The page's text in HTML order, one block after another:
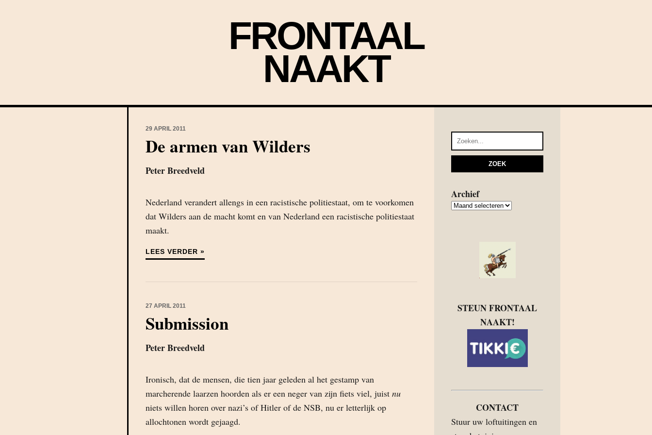
FRONTAAL
NAAKT
29 APRIL 2011
De armen van Wilders
Peter Breedveld
Nederland verandert allengs in een racistische politiestaat, om te voorkomen
dat Wilders aan de macht komt en van Nederland een racistische politiestaat
maakt.
LEES VERDER »
27 APRIL 2011
Submission
Peter Breedveld
Ironisch, dat de mensen, die tien jaar geleden al het gestamp van
marcherende laarzen hoorden als er een neger van zijn fiets viel, juist nu
niets willen horen over nazi’s of Hitler of de NSB, nu er letterlijk op
allochtonen wordt gejaagd.
Archief
Archief
STEUN FRONTAAL
NAAKT!
CONTACT
Stuur uw loftuitingen en